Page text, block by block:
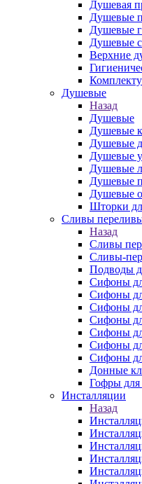
Душевая
Душевые
Душевые
Душевые
Верхние
Душевые
Назад
Душевые
Душевые
Душевые
Душевые
Душевые
Душевые
Душевые
Шторки
Сливы
Назад
Сливы
Сливы-
Подводы
Сифоны
Сифоны
Сифоны
Сифоны
Сифоны
Сифоны
Сифоны
Донные
Гофры для
Инсталляции
Назад